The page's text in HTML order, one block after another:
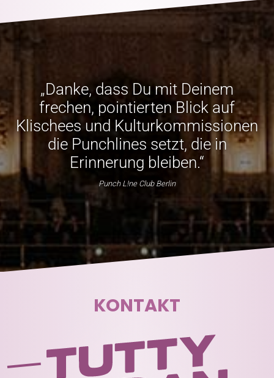
„Danke, dass Du mit Deinem
frechen, pointierten Blick auf
Klischees und Kulturkommissionen
die Punchlines setzt, die in
Erinnerung bleiben.“
Punch L!ne Club Berlin
KONTAKT